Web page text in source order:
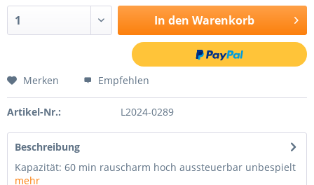
In den Warenkorb
Merken Empfehlen
Artikel-Nr.: L2024-0289
Beschreibung
Kapazität: 60 min rauscharm hoch aussteuerbar unbespielt
mehr